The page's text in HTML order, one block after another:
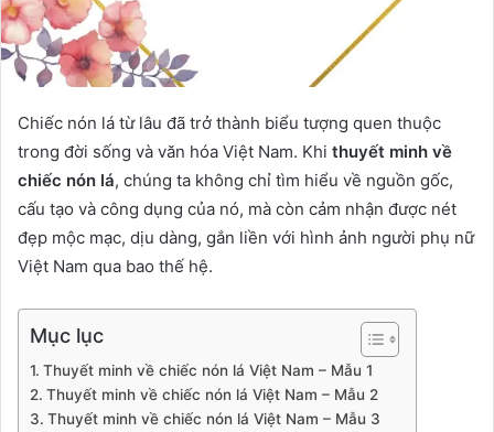
Chiếc nón lá từ lâu đã trở thành biểu tượng quen thuộc
trong đời sống và văn hóa Việt Nam. Khi thuyết minh về
chiếc nón lá, chúng ta không chỉ tìm hiểu về nguồn gốc,
cấu tạo và công dụng của nó, mà còn cảm nhận được nét
đẹp mộc mạc, dịu dàng, gắn liền với hình ảnh người phụ nữ
Việt Nam qua bao thế hệ.
Mục lục
Thuyết minh về chiếc nón lá Việt Nam – Mẫu 1
Thuyết minh về chiếc nón lá Việt Nam – Mẫu 2
Thuyết minh về chiếc nón lá Việt Nam – Mẫu 3